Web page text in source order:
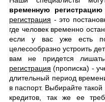
временную
регистрация - это
где человек временно
если у вас уже есть
целесообразно устроить
вам не придется
регистрация (прописка) -
длительный период
в паспорт. Выбирайте
кредитов, так же ее